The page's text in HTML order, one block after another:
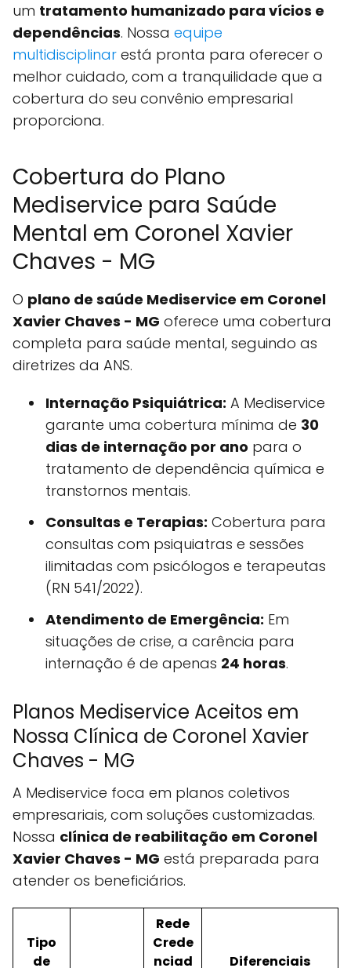
um tratamento humanizado para vícios e
dependências. Nossa equipe
multidisciplinar está pronta para oferecer o
melhor cuidado, com a tranquilidade que a
cobertura do seu convênio empresarial
proporciona.
Cobertura do Plano
Mediservice para Saúde
Mental em Coronel Xavier
Chaves - MG
O plano de saúde Mediservice em Coronel
Xavier Chaves - MG oferece uma cobertura
completa para saúde mental, seguindo as
diretrizes da ANS.
Internação Psiquiátrica: A Mediservice
garante uma cobertura mínima de 30
dias de internação por ano para o
tratamento de dependência química e
transtornos mentais.
Consultas e Terapias: Cobertura para
consultas com psiquiatras e sessões
ilimitadas com psicólogos e terapeutas
(RN 541/2022).
Atendimento de Emergência: Em
situações de crise, a carência para
internação é de apenas 24 horas.
Planos Mediservice Aceitos em
Nossa Clínica de Coronel Xavier
Chaves - MG
A Mediservice foca em planos coletivos
empresariais, com soluções customizadas.
Nossa clínica de reabilitação em Coronel
Xavier Chaves - MG está preparada para
atender os beneficiários.
Tipo
de
Rede
Crede
nciad
Diferenciais